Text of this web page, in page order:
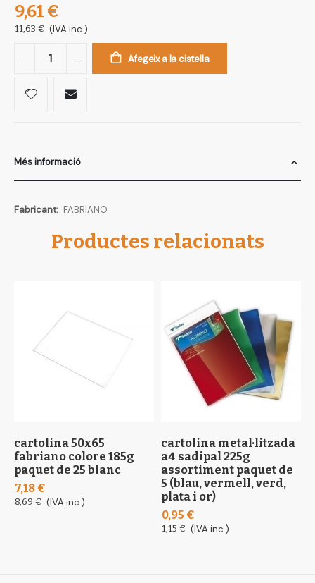
9,61 €
11,63 € (IVA inc.)
Afegeix a la cistella
Més informació
Més
FABRIANO
Productes relacionats
cartolina 50x65
fabriano colore 185g
paquet de 25 blanc
7,18 €
8,69 € (IVA inc.)
cartolina metal·litzada
a4 sadipal 225g
assortiment paquet de
5 (blau, vermell, verd,
plata i or)
0,95 €
1,15 € (IVA inc.)